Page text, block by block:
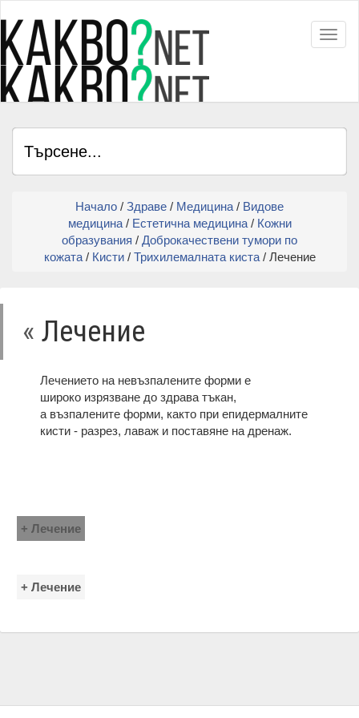
Начало / Здраве / Медицина / Видове
медицина/ Естетична медицина/ Кожни
образувания / Доброкачествени тумори по
кожата/ Кисти/ Трихилемалната киста/ Лечение
« Лечение
Лечението на невъзпалените форми е
широко изрязване до здрава тъкан,
а възпалените форми, както при епидермалните
кисти - разрез, лаваж и поставяне на дренаж.
+ Лечение
+ Лечение